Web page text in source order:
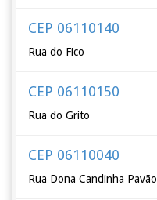
CEP 06110140
Rua do Fico
CEP 06110150
Rua do Grito
CEP 06110040
Rua Dona Candinha Pavão